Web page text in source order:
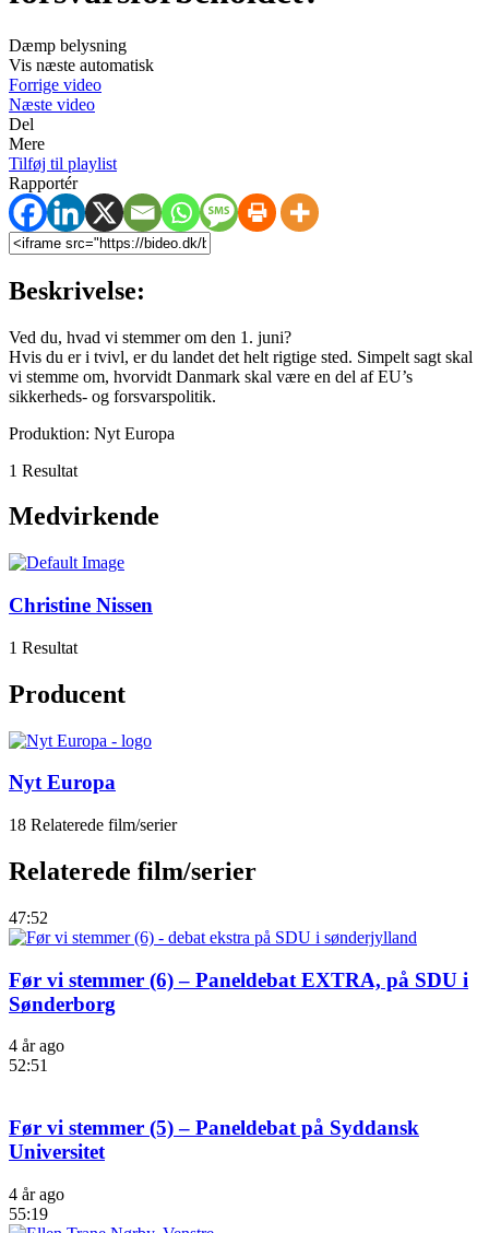
Dæmp belysning
Vis næste automatisk
Forrige video
Næste video
Del
Mere
Tilføj til playlist
Rapportér
Beskrivelse:
Ved du, hvad vi stemmer om den 1. juni?
Hvis du er i tvivl, er du landet det helt rigtige sted. Simpelt sagt skal
vi stemme om, hvorvidt Danmark skal være en del af EU’s
sikkerheds- og forsvarspolitik.
Produktion: Nyt Europa
1 Resultat
Medvirkende
Christine Nissen
1 Resultat
Producent
Nyt Europa
18 Relaterede film/serier
Relaterede film/serier
47:52
Før vi stemmer (6) – Paneldebat EXTRA, på SDU i
Sønderborg
4 år ago
52:51
Før vi stemmer (5) – Paneldebat på Syddansk
Universitet
4 år ago
55:19